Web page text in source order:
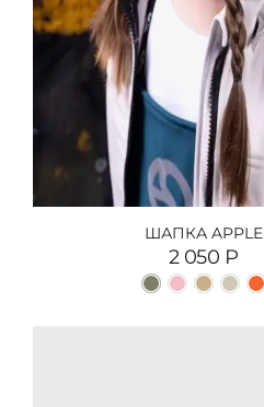
ШАПКА APPLE
2 050 Р